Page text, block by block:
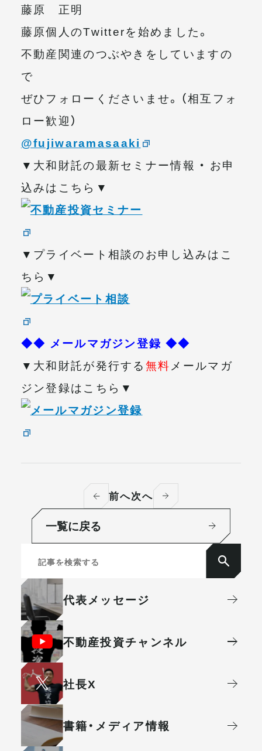
藤原 正明
藤原個人のTwitterを始めました。
不動産関連のつぶやきをしていますの
で
ぜひフォローくださいませ。（相互フォ
ロー歓迎）
@fujiwaramasaaki
▼大和財託の最新セミナー情報 ・ お申
込みはこちら▼
▼プライベート相談のお申し込みはこ
ちら▼
◆◆ メールマガジン登録 ◆◆
▼大和財託が発行する無料メールマガ
ジン登録はこちら▼
前へ次へ
一覧に戻る
代表メッセージ
不動産投資チャンネル
社⻑X
書籍・メディア情報